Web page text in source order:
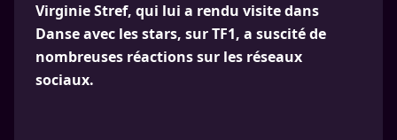
Virginie Stref, qui lui a rendu visite dans
Danse avec les stars, sur TF1, a suscité de
nombreuses réactions sur les réseaux
sociaux.